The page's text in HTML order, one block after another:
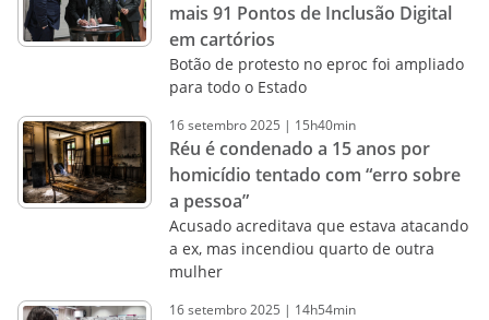
mais 91 Pontos de Inclusão Digital
em cartórios
Botão de protesto no eproc foi ampliado
para todo o Estado
16setembro2025 | 15h40min
Réu é condenado a 15 anos por
homicídio tentado com “erro sobre
a pessoa”
Acusado acreditava que estava atacando
a ex, mas incendiou quarto de outra
mulher
16setembro2025 | 14h54min